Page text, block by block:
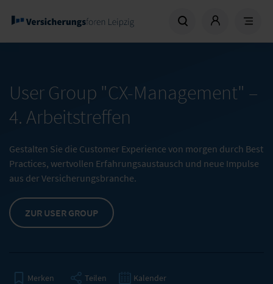
User Group "CX-Management" –
4. Arbeitstreffen
Gestalten Sie die Customer Experience von morgen durch Best
Practices, wertvollen Erfahrungsaustausch und neue Impulse
aus der Versicherungsbranche.
ZUR USER GROUP
Merken Teilen Kalender